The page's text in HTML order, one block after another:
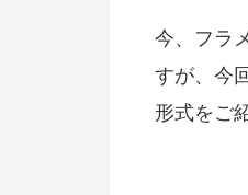
今、フラ
すが、今
形式をご